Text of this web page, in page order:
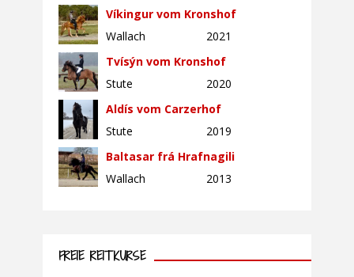
Víkingur vom Kronshof
Wallach
2021
Tvísýn vom Kronshof
Stute
2020
Aldís vom Carzerhof
Stute
2019
Baltasar frá Hrafnagili
Wallach
2013
FREIE REITKURSE